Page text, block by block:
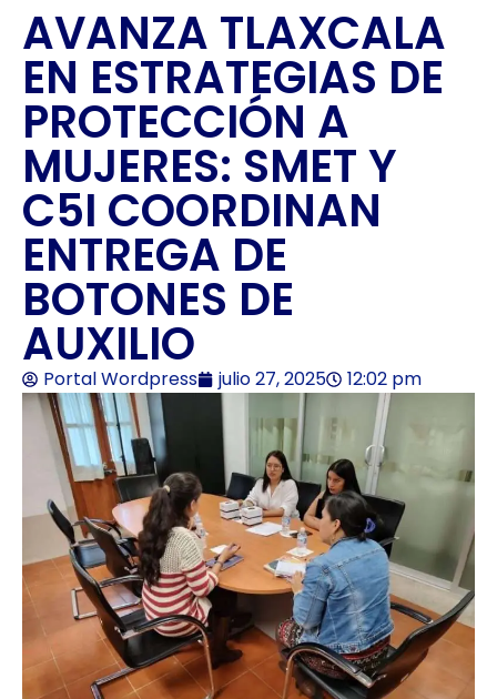
AVANZA TLAXCALA
EN ESTRATEGIAS DE
PROTECCIÓN A
MUJERES: SMET Y
C5I COORDINAN
ENTREGA DE
BOTONES DE
AUXILIO
Portal Wordpress julio 27, 2025 12:02 pm